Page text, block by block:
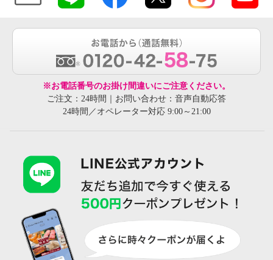
※お電話番号のお掛け間違いにご注意ください。
ご注文：24時間｜お問い合わせ：音声自動応答
24時間／オペレーター対応 9:00～21:00